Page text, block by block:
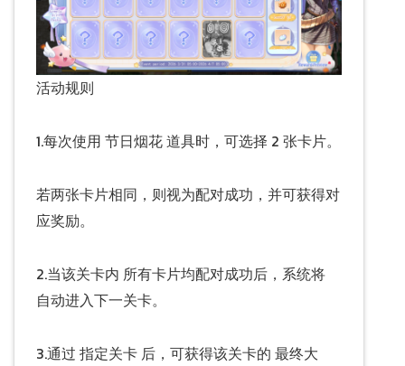
活动规则
1.每次使用 节日烟花 道具时，可选择 2 张卡片。
若两张卡片相同，则视为配对成功，并可获得对
应奖励。
2.当该关卡内 所有卡片均配对成功后，系统将
自动进入下一关卡。
3.通过 指定关卡 后，可获得该关卡的 最终大